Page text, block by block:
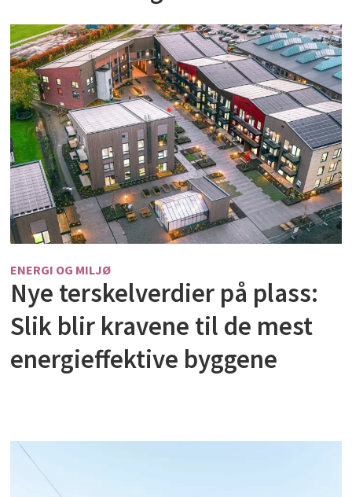
ENERGI OG MILJØ
Nye terskelverdier på plass:
Slik blir kravene til de mest
energieffektive byggene